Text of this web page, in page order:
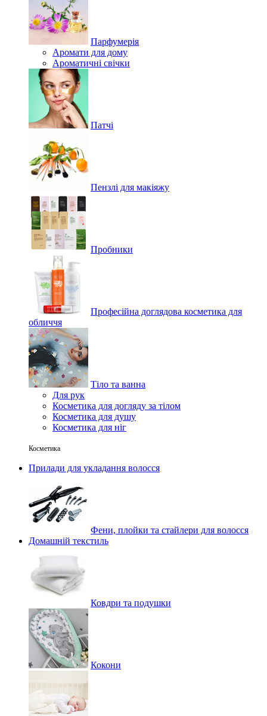
Парфумерія
Аромати для дому
Ароматичні свічки
Патчі
Пензлі для макіяжу
Пробники
Професійна доглядова косметика для
обличчя
Тіло та ванна
Для рук
Косметика для догляду за тілом
Косметика для душу
Косметика для ніг
Косметика
Прилади для укладання волосся
Фени, плойки та стайлери для волосся
Домашній текстиль
Ковдри та подушки
Кокони